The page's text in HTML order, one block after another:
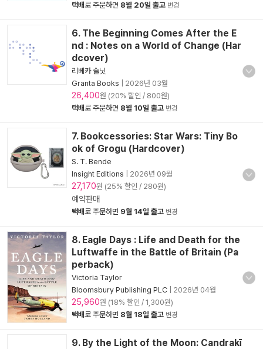
택배로 주문하면 8월 20일 출고 변경
6. The Beginning Comes After the E
nd : Notes on a World of Change (Har
dcover)
리베카 솔닛
Granta Books
2026년 03월
26,400원 (20% 할인 / 800원)
택배로 주문하면 8월 10일 출고 변경
7. Bookcessories: Star Wars: Tiny Bo
ok of Grogu (Hardcover)
S. T. Bende
Insight Editions
2026년 09월
27,170원 (25% 할인 / 280원)
예약판매
택배로 주문하면 9월 14일 출고 변경
8. Eagle Days : Life and Death for the
Luftwaffe in the Battle of Britain (Pa
perback)
Victoria Taylor
Bloomsbury Publishing PLC
2026년 04월
25,960원 (18% 할인 / 1,300원)
택배로 주문하면 8월 18일 출고 변경
9. By the Light of the Moon: Candrakī